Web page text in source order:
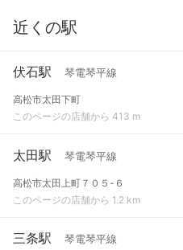
近くの駅
伏石駅 琴電琴平線
高松市太田下町
このページの店舗から 413 m
太田駅 琴電琴平線
高松市太田上町７０５-６
このページの店舗から 1.2 km
三条駅 琴電琴平線